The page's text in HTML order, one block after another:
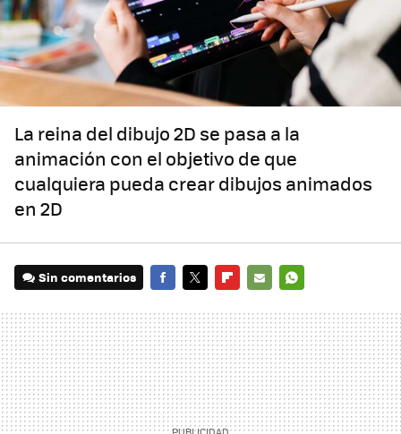
La reina del dibujo 2D se pasa a la
animación con el objetivo de que
cualquiera pueda crear dibujos animados
en 2D
Sin comentarios
MAIL